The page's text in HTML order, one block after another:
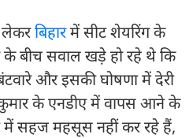
लेकरबिहारमें सीट शेयरिंग के
के बीच सवाल खड़े हो रहे थे कि
और इसकी घोषणा में देरी
के एनडीए में वापस आने के
में सहज महसूस नहीं कर रहे हैं,